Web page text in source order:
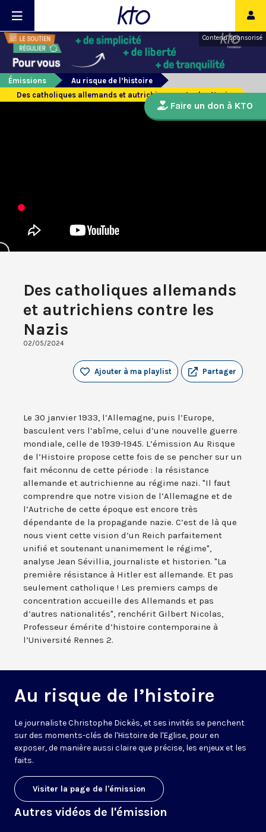
Contenu sponsorisé
Émissions
Au risque de l’histoire
Des catholiques allemands et autrichiens contre les Nazis
Des catholiques allemands
et autrichiens contre les
Nazis
02/05/2024
Partager
Ajouter à ma playlist
Le 30 janvier 1933, l’Allemagne, puis l’Europe,
basculent vers l’abîme, celui d’une nouvelle guerre
mondiale, celle de 1939-1945. L’émission Au Risque
de l’Histoire propose cette fois de se pencher sur un
fait méconnu de cette période : la résistance
allemande et autrichienne au régime nazi. "Il faut
comprendre que notre vision de l’Allemagne et de
l’Autriche de cette époque est encore très
dépendante de la propagande nazie. C’est de là que
nous vient cette vision d’un Reich parfaitement
unifié et soutenant unanimement le régime",
analyse Jean Sévillia, journaliste et historien. "La
première résistance à Hitler est allemande. Et pas
seulement catholique ! Les premiers camps de
concentration accueille des Allemands et pas
d’autres nationalités", renchérit Gilbert Nicolas,
Professeur émérite d’histoire contemporaine à
l’Université Rennes 2.
Au risque de l’histoire
Le journaliste Christophe Dickès, et ses invités se penchent
sur des moments-clés de l'Histoire de l'Eglise, pour en
exposer, de manière aussi claire que précise, les enjeux et les
faits.
Visiter la page de l'émission
Autres vidéos de l'émission
Faire un don à KTO